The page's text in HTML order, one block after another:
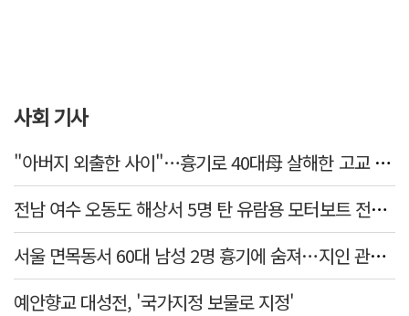
사회 기사
"아버지 외출한 사이"…흉기로 40대母 살해한 고교 자퇴생, 구속 기로에
전남 여수 오동도 해상서 5명 탄 유람용 모터보트 전복…2명 숨져
서울 면목동서 60대 남성 2명 흉기에 숨져…지인 관계로 추정
예안향교 대성전, '국가지정 보물로 지정'